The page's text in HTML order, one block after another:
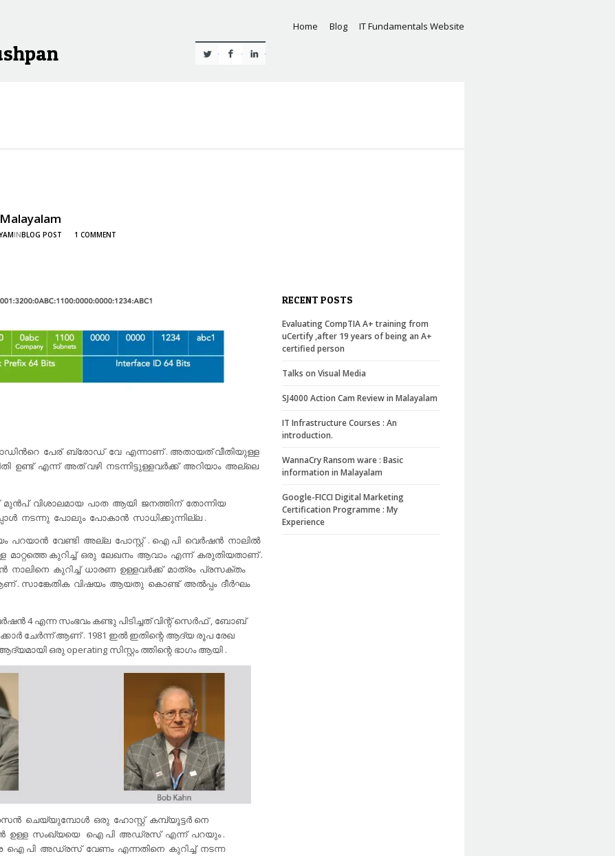
Home Blog IT Fundamentals Website
Twitter Facebook
INBLOG POST 1 COMMENT
പേര് ബ്രോഡ്‌ വേ എന്നാണ് . അതായത് വീതിയുള്ള
ഉണ്ട് എന്ന് അത് വഴി നടന്നിട്ടുള്ളവര്‍ക്ക് അറിയാം അല്ലെ
വിശാലമായ പാത ആയി ജനത്തിന് തോന്നിയ
നടന്നു പോലും പോകാന്‍ സാധിക്കുന്നില്ല .
പറയാന്‍ വേണ്ടി അല്ല പോസ്റ്റ്‌ . ഐ പി വെര്‍ഷന്‍ നാലില്‍
മാറ്റത്തെ കുറിച്ച് ഒരു ലേഖനം ആവാം എന്ന് കരുതിയതാണ് .
കുറിച്ച് ധാരണ ഉള്ളവര്‍ക്ക് മാത്രം പ്രസക്തം
. സാങ്കേതിക വിഷയം ആയതു കൊണ്ട് അല്‍പ്പം ദീര്‍ഘം
എന്ന സംഭവം കണ്ടു പിടിച്ചത് വിന്റ് സെര്‍ഫ് , ബോബ്
ചേര്‍ന്ന് ആണ് . 1981 ഇല്‍ ഇതിന്റെ ആദ്യ രൂപ രേഖ
ഒരു operating സിസ്റ്റം ത്തിന്റെ ഭാഗം ആയി .
ചെയ്യുമ്പോള്‍ ഒരു ഹോസ്റ്റ് കമ്പ്യൂട്ടര്‍ നെ
ഉള്ള സംഖ്യയെ ഐ പി അഡ്രസ്‌ എന്ന് പറയും .
പി അഡ്രസ്‌ വേണം എന്നതിനെ കുറിച്ച് നടന്ന
RECENT POSTS
Evaluating CompTIA A+ training from
uCertify ,after 19 years of being an A+
certified person
Talks on Visual Media
SJ4000 Action Cam Review in Malayalam
IT Infrastructure Courses : An
introduction.
WannaCry Ransom ware : Basic
information in Malayalam
Google-FICCI Digital Marketing
Certification Programme : My
Experience